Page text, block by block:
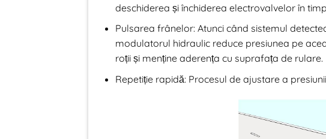
deschiderea și închiderea electrovalvelor în
Pulsarea frânelor: Atunci când sistemul
modulatorul hidraulic reduce presiunea pe
roții și menține aderența cu suprafața de rulare.
Repetiție rapidă: Procesul de ajustare a